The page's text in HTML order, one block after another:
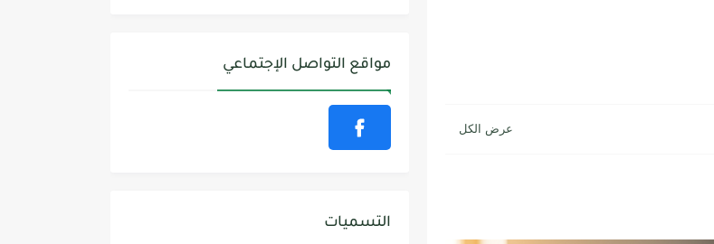
مواقع التواصل الإجتماعي
التسميات